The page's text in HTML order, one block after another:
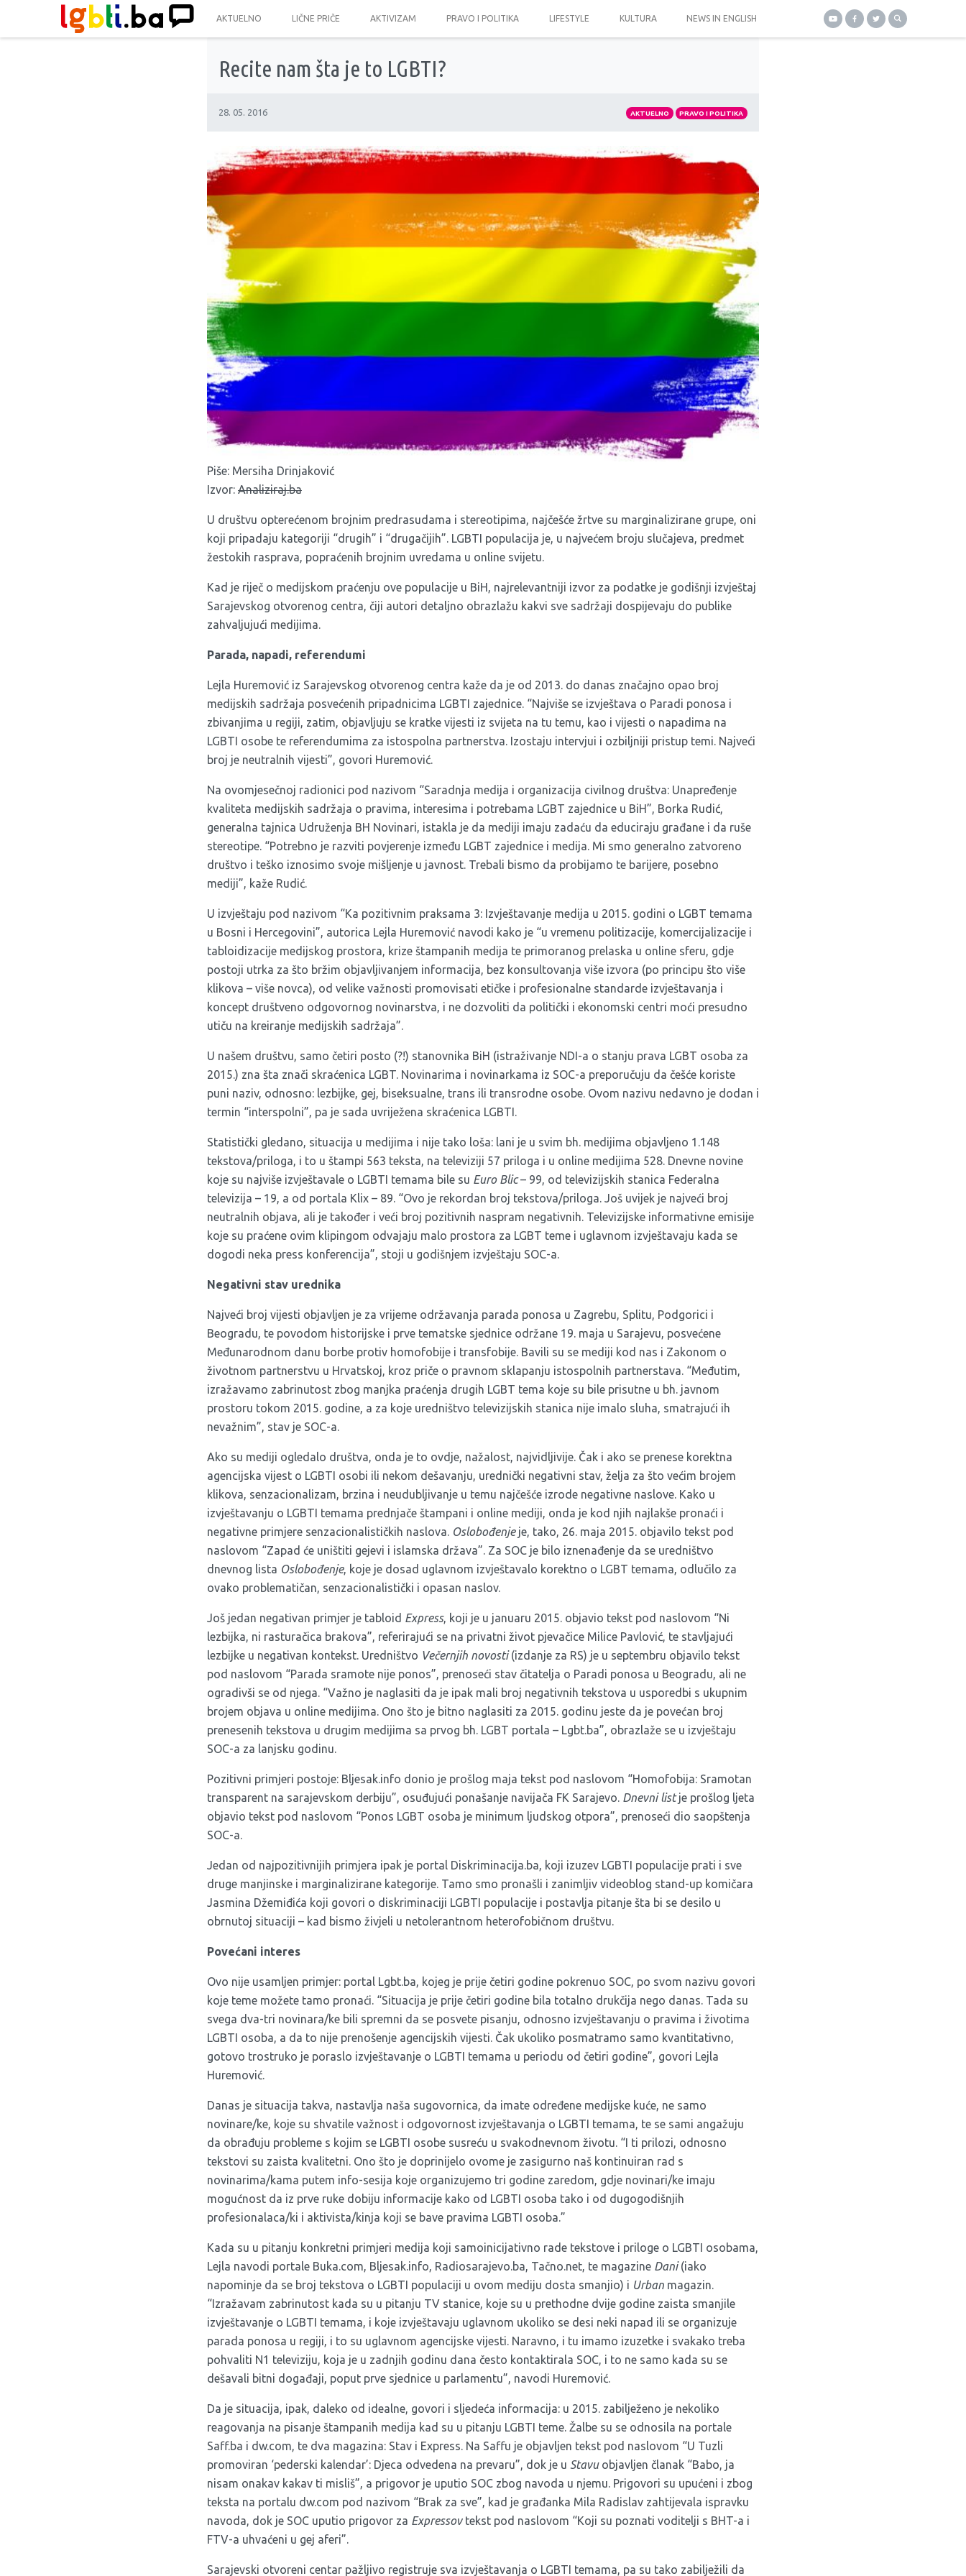
AKTUELNO LIČNE PRIČE AKTIVIZAM PRAVO I POLITIKA LIFESTYLE KULTURA NEWS IN ENGLISH
Recite nam šta je to LGBTI?
28. 05. 2016 AKTUELNO PRAVO I POLITIKA
Piše: Mersiha Drinjaković
Izvor: Analiziraj.ba
U društvu opterećenom brojnim predrasudama i stereotipima, najčešće žrtve su marginalizirane grupe, oni
koji pripadaju kategoriji “drugih” i “drugačijih”. LGBTI populacija je, u najvećem broju slučajeva, predmet
žestokih rasprava, popraćenih brojnim uvredama u online svijetu.
Kad je riječ o medijskom praćenju ove populacije u BiH, najrelevantniji izvor za podatke je godišnji izvještaj
Sarajevskog otvorenog centra, čiji autori detaljno obrazlažu kakvi sve sadržaji dospijevaju do publike
zahvaljujući medijima.
Parada, napadi, referendumi
Lejla Huremović iz Sarajevskog otvorenog centra kaže da je od 2013. do danas značajno opao broj
medijskih sadržaja posvećenih pripadnicima LGBTI zajednice. “Najviše se izvještava o Paradi ponosa i
zbivanjima u regiji, zatim, objavljuju se kratke vijesti iz svijeta na tu temu, kao i vijesti o napadima na
LGBTI osobe te referendumima za istospolna partnerstva. Izostaju intervjui i ozbiljniji pristup temi. Najveći
broj je neutralnih vijesti”, govori Huremović.
Na ovomjesečnoj radionici pod nazivom “Saradnja medija i organizacija civilnog društva: Unapređenje
kvaliteta medijskih sadržaja o pravima, interesima i potrebama LGBT zajednice u BiH”, Borka Rudić,
generalna tajnica Udruženja BH Novinari, istakla je da mediji imaju zadaću da educiraju građane i da ruše
stereotipe. “Potrebno je razviti povjerenje između LGBT zajednice i medija. Mi smo generalno zatvoreno
društvo i teško iznosimo svoje mišljenje u javnost. Trebali bismo da probijamo te barijere, posebno
mediji”, kaže Rudić.
U izvještaju pod nazivom “Ka pozitivnim praksama 3: Izvještavanje medija u 2015. godini o LGBT temama
u Bosni i Hercegovini”, autorica Lejla Huremović navodi kako je “u vremenu politizacije, komercijalizacije i
tabloidizacije medijskog prostora, krize štampanih medija te primoranog prelaska u online sferu, gdje
postoji utrka za što bržim objavljivanjem informacija, bez konsultovanja više izvora (po principu što više
klikova – više novca), od velike važnosti promovisati etičke i profesionalne standarde izvještavanja i
koncept društveno odgovornog novinarstva, i ne dozvoliti da politički i ekonomski centri moći presudno
utiču na kreiranje medijskih sadržaja”.
U našem društvu, samo četiri posto (?!) stanovnika BiH (istraživanje NDI-a o stanju prava LGBT osoba za
2015.) zna šta znači skraćenica LGBT. Novinarima i novinarkama iz SOC-a preporučuju da češće koriste
puni naziv, odnosno: lezbijke, gej, biseksualne, trans ili transrodne osobe. Ovom nazivu nedavno je dodan i
termin “interspolni”, pa je sada uvriježena skraćenica LGBTI.
Statistički gledano, situacija u medijima i nije tako loša: lani je u svim bh. medijima objavljeno 1.148
tekstova/priloga, i to u štampi 563 teksta, na televiziji 57 priloga i u online medijima 528. Dnevne novine
koje su najviše izvještavale o LGBTI temama bile su Euro Blic– 99, od televizijskih stanica Federalna
televizija – 19, a od portala Klix – 89. “Ovo je rekordan broj tekstova/priloga. Još uvijek je najveći broj
neutralnih objava, ali je također i veći broj pozitivnih naspram negativnih. Televizijske informativne emisije
koje su praćene ovim klipingom odvajaju malo prostora za LGBT teme i uglavnom izvještavaju kada se
dogodi neka press konferencija”, stoji u godišnjem izvještaju SOC-a.
Negativni stav urednika
Najveći broj vijesti objavljen je za vrijeme održavanja parada ponosa u Zagrebu, Splitu, Podgorici i
Beogradu, te povodom historijske i prve tematske sjednice održane 19. maja u Sarajevu, posvećene
Međunarodnom danu borbe protiv homofobije i transfobije. Bavili su se mediji kod nas i Zakonom o
životnom partnerstvu u Hrvatskoj, kroz priče o pravnom sklapanju istospolnih partnerstava. “Međutim,
izražavamo zabrinutost zbog manjka praćenja drugih LGBT tema koje su bile prisutne u bh. javnom
prostoru tokom 2015. godine, a za koje uredništvo televizijskih stanica nije imalo sluha, smatrajući ih
nevažnim”, stav je SOC-a.
Ako su mediji ogledalo društva, onda je to ovdje, nažalost, najvidljivije. Čak i ako se prenese korektna
agencijska vijest o LGBTI osobi ili nekom dešavanju, urednički negativni stav, želja za što većim brojem
klikova, senzacionalizam, brzina i neudubljivanje u temu najčešće izrode negativne naslove. Kako u
izvještavanju o LGBTI temama prednjače štampani i online mediji, onda je kod njih najlakše pronaći i
negativne primjere senzacionalističkih naslova. Oslobođenjeje, tako, 26. maja 2015. objavilo tekst pod
naslovom “Zapad će uništiti gejevi i islamska država”. Za SOC je bilo iznenađenje da se uredništvo
dnevnog lista Oslobođenje, koje je dosad uglavnom izvještavalo korektno o LGBT temama, odlučilo za
ovako problematičan, senzacionalistički i opasan naslov.
Još jedan negativan primjer je tabloid Express, koji je u januaru 2015. objavio tekst pod naslovom “Ni
lezbijka, ni rasturačica brakova”, referirajući se na privatni život pjevačice Milice Pavlović, te stavljajući
lezbijke u negativan kontekst. Uredništvo Večernjih novosti(izdanje za RS) je u septembru objavilo tekst
pod naslovom “Parada sramote nije ponos”, prenoseći stav čitatelja o Paradi ponosa u Beogradu, ali ne
ogradivši se od njega. “Važno je naglasiti da je ipak mali broj negativnih tekstova u usporedbi s ukupnim
brojem objava u online medijima. Ono što je bitno naglasiti za 2015. godinu jeste da je povećan broj
prenesenih tekstova u drugim medijima sa prvog bh. LGBT portala – Lgbt.ba”, obrazlaže se u izvještaju
SOC-a za lanjsku godinu.
Pozitivni primjeri postoje: Bljesak.info donio je prošlog maja tekst pod naslovom “Homofobija: Sramotan
transparent na sarajevskom derbiju”, osuđujući ponašanje navijača FK Sarajevo. Dnevni listje prošlog ljeta
objavio tekst pod naslovom “Ponos LGBT osoba je minimum ljudskog otpora”, prenoseći dio saopštenja
SOC-a.
Jedan od najpozitivnijih primjera ipak je portal Diskriminacija.ba, koji izuzev LGBTI populacije prati i sve
druge manjinske i marginalizirane kategorije. Tamo smo pronašli i zanimljiv videoblog stand-up komičara
Jasmina Džemiđića koji govori o diskriminaciji LGBTI populacije i postavlja pitanje šta bi se desilo u
obrnutoj situaciji – kad bismo živjeli u netolerantnom heterofobičnom društvu.
Povećani interes
Ovo nije usamljen primjer: portal Lgbt.ba, kojeg je prije četiri godine pokrenuo SOC, po svom nazivu govori
koje teme možete tamo pronaći. “Situacija je prije četiri godine bila totalno drukčija nego danas. Tada su
svega dva-tri novinara/ke bili spremni da se posvete pisanju, odnosno izvještavanju o pravima i životima
LGBTI osoba, a da to nije prenošenje agencijskih vijesti. Čak ukoliko posmatramo samo kvantitativno,
gotovo trostruko je poraslo izvještavanje o LGBTI temama u periodu od četiri godine”, govori Lejla
Huremović.
Danas je situacija takva, nastavlja naša sugovornica, da imate određene medijske kuće, ne samo
novinare/ke, koje su shvatile važnost i odgovornost izvještavanja o LGBTI temama, te se sami angažuju
da obrađuju probleme s kojim se LGBTI osobe susreću u svakodnevnom životu. “I ti prilozi, odnosno
tekstovi su zaista kvalitetni. Ono što je doprinijelo ovome je zasigurno naš kontinuiran rad s
novinarima/kama putem info-sesija koje organizujemo tri godine zaredom, gdje novinari/ke imaju
mogućnost da iz prve ruke dobiju informacije kako od LGBTI osoba tako i od dugogodišnjih
profesionalaca/ki i aktivista/kinja koji se bave pravima LGBTI osoba.”
Kada su u pitanju konkretni primjeri medija koji samoinicijativno rade tekstove i priloge o LGBTI osobama,
Lejla navodi portale Buka.com, Bljesak.info, Radiosarajevo.ba, Tačno.net, te magazine Dani(iako
napominje da se broj tekstova o LGBTI populaciji u ovom mediju dosta smanjio) i Urban magazin.
“Izražavam zabrinutost kada su u pitanju TV stanice, koje su u prethodne dvije godine zaista smanjile
izvještavanje o LGBTI temama, i koje izvještavaju uglavnom ukoliko se desi neki napad ili se organizuje
parada ponosa u regiji, i to su uglavnom agencijske vijesti. Naravno, i tu imamo izuzetke i svakako treba
pohvaliti N1 televiziju, koja je u zadnjih godinu dana često kontaktirala SOC, i to ne samo kada su se
dešavali bitni događaji, poput prve sjednice u parlamentu”, navodi Huremović.
Da je situacija, ipak, daleko od idealne, govori i sljedeća informacija: u 2015. zabilježeno je nekoliko
reagovanja na pisanje štampanih medija kad su u pitanju LGBTI teme. Žalbe su se odnosila na portale
Saff.ba i dw.com, te dva magazina: Stav i Express. Na Saffu je objavljen tekst pod naslovom “U Tuzli
promoviran ‘pederski kalendar’: Djeca odvedena na prevaru”, dok je u Stavuobjavljen članak “Babo, ja
nisam onakav kakav ti misliš”, a prigovor je uputio SOC zbog navoda u njemu. Prigovori su upućeni i zbog
teksta na portalu dw.com pod nazivom “Brak za sve”, kad je građanka Mila Radislav zahtijevala ispravku
navoda, dok je SOC uputio prigovor za Expressovtekst pod naslovom “Koji su poznati voditelji s BHT-a i
FTV-a uhvaćeni u gej aferi”.
Sarajevski otvoreni centar pažljivo registruje sva izvještavanja o LGBTI temama, pa su tako zabilježili da